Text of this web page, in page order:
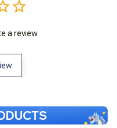
a review